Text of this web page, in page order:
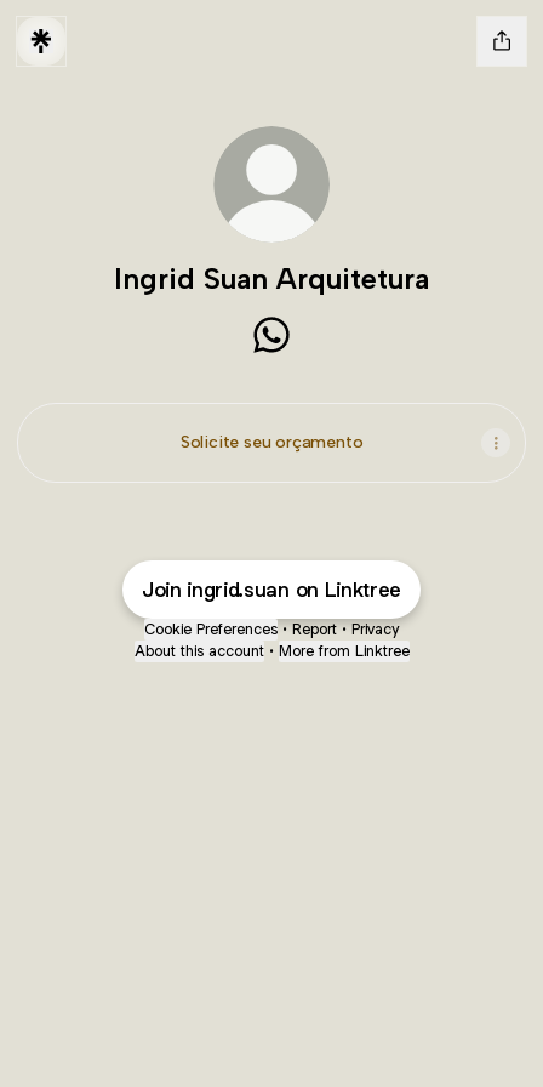
Ingrid Suan Arquitetura
Solicite seu orçamento
Join ingrid.suan on Linktree
Cookie Preferences • Report • Privacy
About this account • More from Linktree